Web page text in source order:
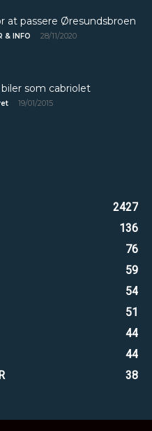
at passere Øresundsbroen
& INFO 28/11/2020
som cabriolet
19/01/2015
2427
136
76
59
54
51
44
44
38